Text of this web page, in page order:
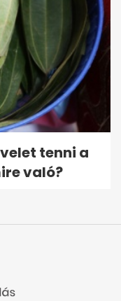
tenni a
való?